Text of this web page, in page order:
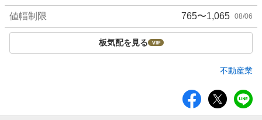
値幅制限 765〜1,065 08/06
板気配を見る
不動産業
ア